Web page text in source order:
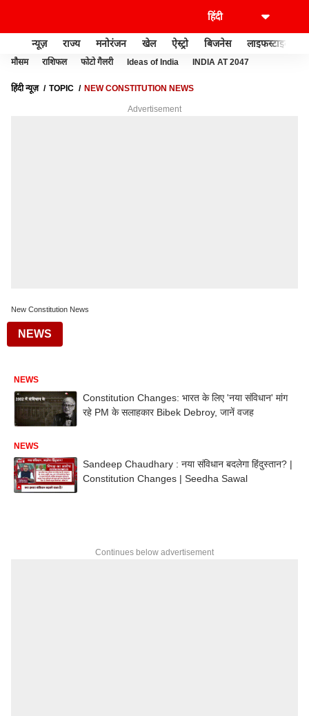
न्यूज़ राज्य मनोरंजन खेल ऐस्ट्रो बिजनेस लाइफस्टाइल
मौसम राशिफल फोटो गैलरी Ideas of India INDIA AT 2047
हिंदी न्यूज़ TOPIC NEW CONSTITUTION NEWS
Advertisement
New Constitution News
NEWS
NEWS
Constitution Changes: भारत के लिए 'नया संविधान' मांग
रहे PM के सलाहकार Bibek Debroy, जानें वजह
NEWS
Sandeep Chaudhary : नया संविधान बदलेगा हिंदुस्तान? |
Constitution Changes | Seedha Sawal
Continues below advertisement